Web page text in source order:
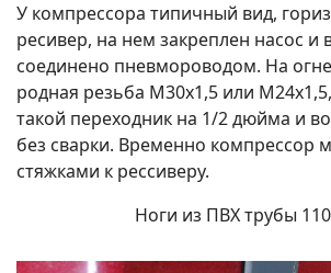
У компрессора типичный вид,
ресивер, на нем закреплен насос и
соединено пневмороводом. На
родная резьба М30х1,5 или
такой переходник на 1/2 дюйма и
без сварки. Временно компрессор
стяжками к рессиверу.
Ноги из ПВХ трубы